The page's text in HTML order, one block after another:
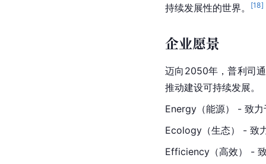
持续发展性的世界。
[18]
企业愿景
迈向2050年，普利司
推动建设可持续发展。
Energy （能源） - 致
Ecology（生态） - 致
Efficiency（高效） -